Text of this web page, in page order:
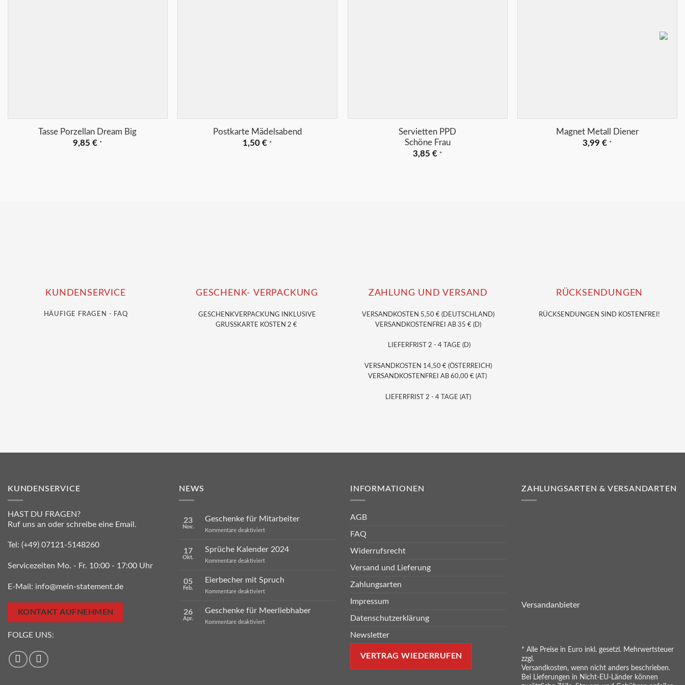
Tasse Porzellan Dream Big
9,85 € *
Postkarte Mädelsabend
1,50€ *
Servietten PPD
Schöne Frau
3,85 € *
Magnet Metall Diener
3,99€ *
KUNDENSERVICE
HÄUFIGE FRAGEN - FAQ
GESCHENK- VERPACKUNG
GESCHENKVERPACKUNG
INKLUSIVE
GRUSSKARTE KOSTEN 2 €
ZAHLUNG UND VERSAND
VERSANDKOSTEN 5,50 € (DEUTSCHLAND)
VERSANDKOSTENFREI AB 35 € (D)
LIEFERFRIST 2 - 4 TAGE (D)
VERSANDKOSTEN 14,50 € (ÖSTERREICH)
VERSANDKOSTENFREI AB 60,00 € (AT)
LIEFERFRIST 2 - 4 TAGE (AT)
RÜCKSENDUNGEN
RÜCKSENDUNGEN SIND KOSTENFREI!
KUNDENSERVICE
HAST DU FRAGEN?
Ruf uns an oder schreibe eine Email.
Tel: (+49) 07121-5148260
Servicezeiten Mo. - Fr. 10:00 - 17:00 Uhr
E-Mail: info@mein-statement.de
KONTAKT AUFNEHMEN
FOLGE UNS:
NEWS
23
Nov.
Geschenke für Mitarbeiter
Kommentare deaktiviertfür
Mitarbeiter
17
Okt.
Sprüche Kalender 2024
Kommentare deaktiviertfür
2024
05
Feb.
Eierbecher mit Spruch
Kommentare deaktiviertfür
Spruch
26
Apr.
Geschenke für Meerliebhaber
Kommentare deaktiviertfür
INFORMATIONEN
AGB
FAQ
Widerrufsrecht
Versand und Lieferung
Zahlungsarten
Impressum
Datenschutzerklärung
Newsletter
VERTRAG WIEDERRUFEN
ZAHLUNGSARTEN & VERSANDARTEN
Versandanbieter
* Alle Preise in Euro inkl. gesetzl. Mehrwertsteuer
zzgl.
Versandkosten, wenn nicht anders beschrieben.
Bei Lieferungen in Nicht-EU-Länder können